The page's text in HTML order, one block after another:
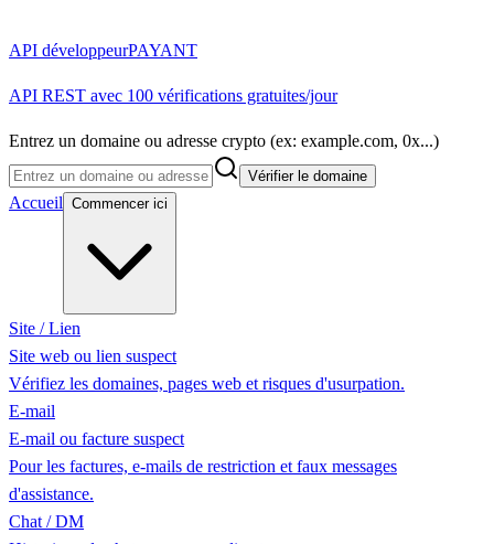
API développeurPAYANT
API REST avec 100 vérifications gratuites/jour
Entrez un domaine ou adresse crypto (ex: example.com, 0x...)
Vérifier le domaine
Accueil Commencer ici
Site / Lien
Site web ou lien suspect
Vérifiez les domaines, pages web et risques d'usurpation.
E-mail
E-mail ou facture suspect
Pour les factures, e-mails de restriction et faux messages
d'assistance.
Chat / DM